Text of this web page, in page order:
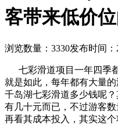
客带来低价
浏览数量：3330发布时间：
七彩滑道项目一年四季
就是如此，每年都有大量
千岛湖七彩滑道多少钱呢
有几十元而已，不过游客
再看其成本投入，其实这个